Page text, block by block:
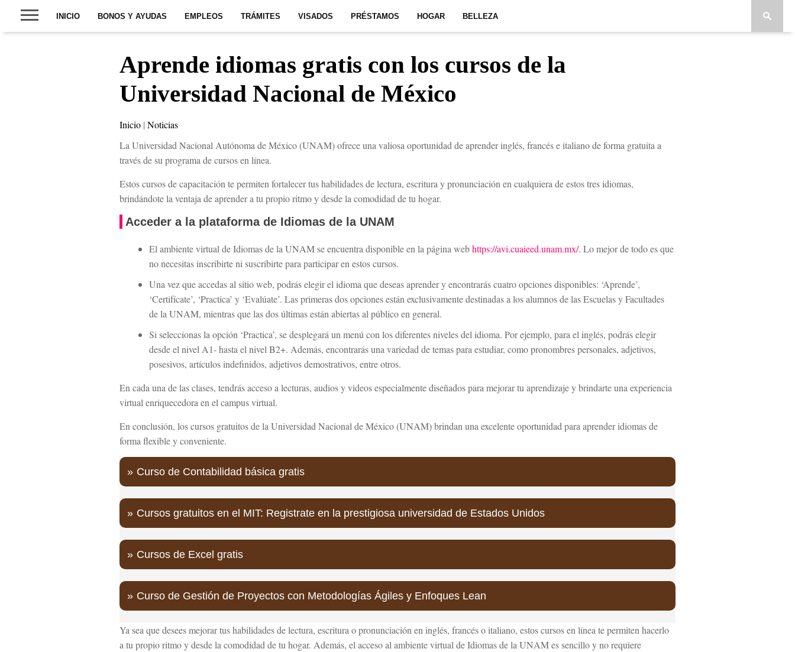
INICIO BONOS Y AYUDAS EMPLEOS TRÁMITES VISADOS PRÉSTAMOS HOGAR BELLEZA
Aprende idiomas gratis con los cursos de la
Universidad Nacional de México
Inicio |Noticias
La Universidad Nacional Autónoma de México (UNAM) ofrece una valiosa oportunidad de aprender inglés, francés e italiano de forma gratuita a
través de su programa de cursos en línea.
Estos cursos de capacitación te permiten fortalecer tus habilidades de lectura, escritura y pronunciación en cualquiera de estos tres idiomas,
brindándote la ventaja de aprender a tu propio ritmo y desde la comodidad de tu hogar.
Acceder a la plataforma de Idiomas de la UNAM
El ambiente virtual de Idiomas de la UNAM se encuentra disponible en la página webhttps://avi.cuaieed.unam.mx/. Lo mejor de todo es que
no necesitas inscribirte ni suscribirte para participar en estos cursos.
Una vez que accedas al sitio web, podrás elegir el idioma que deseas aprender y encontrarás cuatro opciones disponibles: ‘Aprende’,
‘Certifícate’, ‘Practica’ y ‘Evalúate’. Las primeras dos opciones están exclusivamente destinadas a los alumnos de las Escuelas y Facultades
de la UNAM, mientras que las dos últimas están abiertas al público en general.
Si seleccionas la opción ‘Practica’, se desplegará un menú con los diferentes niveles del idioma. Por ejemplo, para el inglés, podrás elegir
desde el nivel A1- hasta el nivel B2+. Además, encontrarás una variedad de temas para estudiar, como pronombres personales, adjetivos,
posesivos, artículos indefinidos, adjetivos demostrativos, entre otros.
En cada una de las clases, tendrás acceso a lecturas, audios y videos especialmente diseñados para mejorar tu aprendizaje y brindarte una experiencia
virtual enriquecedora en el campus virtual.
En conclusión, los cursos gratuitos de la Universidad Nacional de México (UNAM) brindan una excelente oportunidad para aprender idiomas de
forma flexible y conveniente.
Curso de Contabilidad básica gratis
Cursos gratuitos en el MIT: Registrate en la prestigiosa universidad de Estados Unidos
Cursos de Excel gratis
Curso de Gestión de Proyectos con Metodologías Ágiles y Enfoques Lean
Ya sea que desees mejorar tus habilidades de lectura, escritura o pronunciación en inglés, francés o italiano, estos cursos en línea te permiten hacerlo
a tu propio ritmo y desde la comodidad de tu hogar. Además, el acceso al ambiente virtual de Idiomas de la UNAM es sencillo y no requiere